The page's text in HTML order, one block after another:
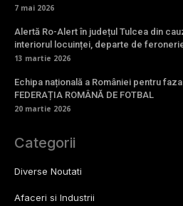
7 mai 2026
Alertă Ro-Alert în județul Tulcea din
interiorul locuinței, departe de
13 martie 2026
Echipa națională a României pentru
FEDERAȚIA ROMÂNĂ DE FOTBAL
20 martie 2026
Categorii
Diverse Noutati
Afaceri si Industrii